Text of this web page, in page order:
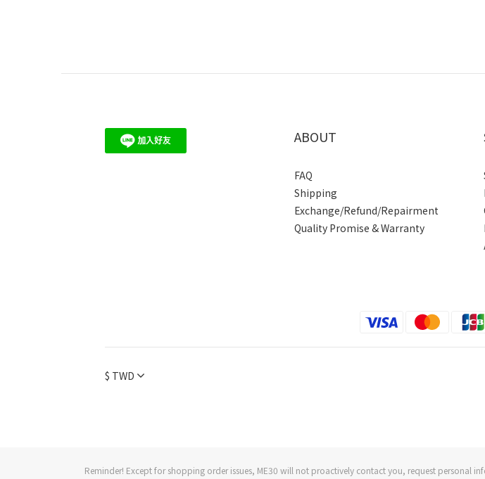
ABOUT
FAQ
Shipping
Exchange/Refund/Repairment
Quality Promise & Warranty
$ TWD
Reminder! Except for shopping order issues, ME30 will not proactively contact you, request personal